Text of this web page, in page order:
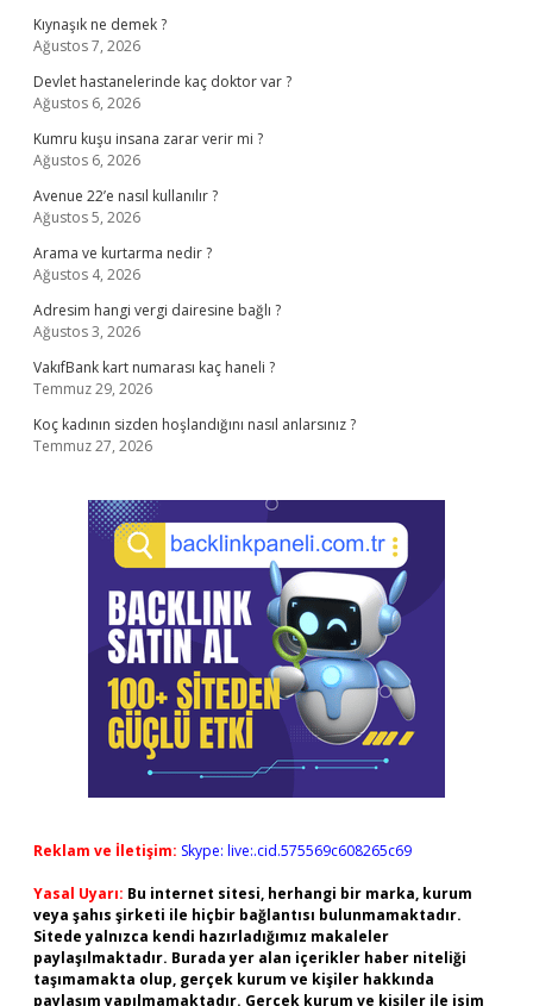
Kıynaşık ne demek ?
Ağustos 7, 2026
Devlet hastanelerinde kaç doktor var ?
Ağustos 6, 2026
Kumru kuşu insana zarar verir mi ?
Ağustos 6, 2026
Avenue 22’e nasıl kullanılır ?
Ağustos 5, 2026
Arama ve kurtarma nedir ?
Ağustos 4, 2026
Adresim hangi vergi dairesine bağlı ?
Ağustos 3, 2026
VakıfBank kart numarası kaç haneli ?
Temmuz 29, 2026
Koç kadının sizden hoşlandığını nasıl anlarsınız ?
Temmuz 27, 2026
Reklam ve İletişim: Skype: live:.cid.575569c608265c69
Yasal Uyarı: Bu internet sitesi, herhangi bir marka, kurum
veya şahıs şirketi ile hiçbir bağlantısı bulunmamaktadır.
Sitede yalnızca kendi hazırladığımız makaleler
paylaşılmaktadır. Burada yer alan içerikler haber niteliği
taşımamakta olup, gerçek kurum ve kişiler hakkında
paylaşım yapılmamaktadır. Gerçek kurum ve kişiler ile isim